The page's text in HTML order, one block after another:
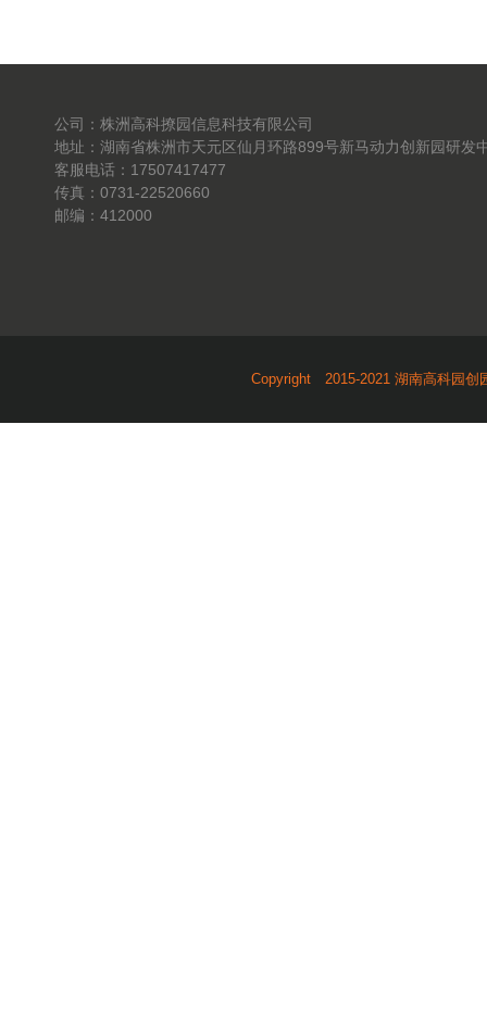
公司：株洲高科撩园信息科技有限公司
地址：湖南省株洲市天元区仙月环路899号新马动力创新园研发
客服电话：17507417477
传真：0731-22520660
邮编：412000
Copyright 2015-2021 湖南高科园创